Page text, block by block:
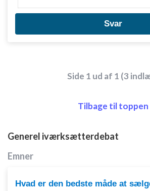
Svar
Side 1 ud af 1 (3
Tilbage til toppen
Generel iværksætterdebat
Emner
Hvad er den bedste måde at